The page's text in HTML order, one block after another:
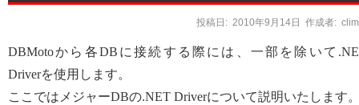
投稿日: 2010年9月14日 作成者:
DBMotoから各DBに接続する際には、一部を除いて
Driverを使用します。
ここではメジャーDBの.NET Driverについて説明いたします